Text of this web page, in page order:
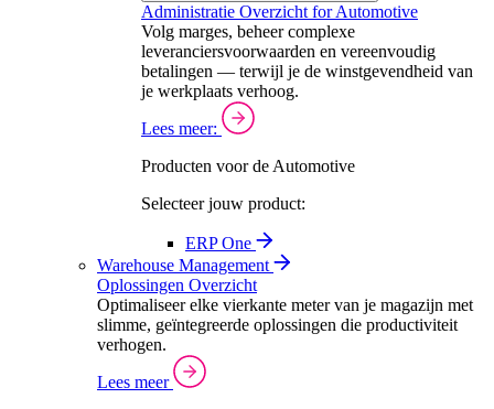
Administratie Overzicht for Automotive
Volg marges, beheer complexe
leveranciersvoorwaarden en vereenvoudig
betalingen — terwijl je de winstgevendheid van
je werkplaats verhoog.
Lees meer:
Producten voor de Automotive
Selecteer jouw product:
ERP One
Warehouse Management
Oplossingen Overzicht
Optimaliseer elke vierkante meter van je magazijn met
slimme, geïntegreerde oplossingen die productiviteit
verhogen.
Lees meer